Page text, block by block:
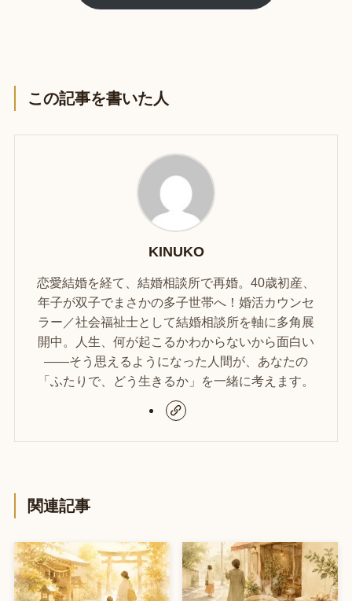
この記事を書いた人
KINUKO
恋愛結婚を経て、結婚相談所で再婚。40歳初産、
年子が双子でまさかの多子世帯へ！婚活カウンセ
ラー／社会福祉士として結婚相談所を軸に多角展
開中。人生、何が起こるかわからないから面白い
——そう思えるようになった人間が、あなたの
「ふたりで、どう生きるか」を一緒に考えます。
関連記事